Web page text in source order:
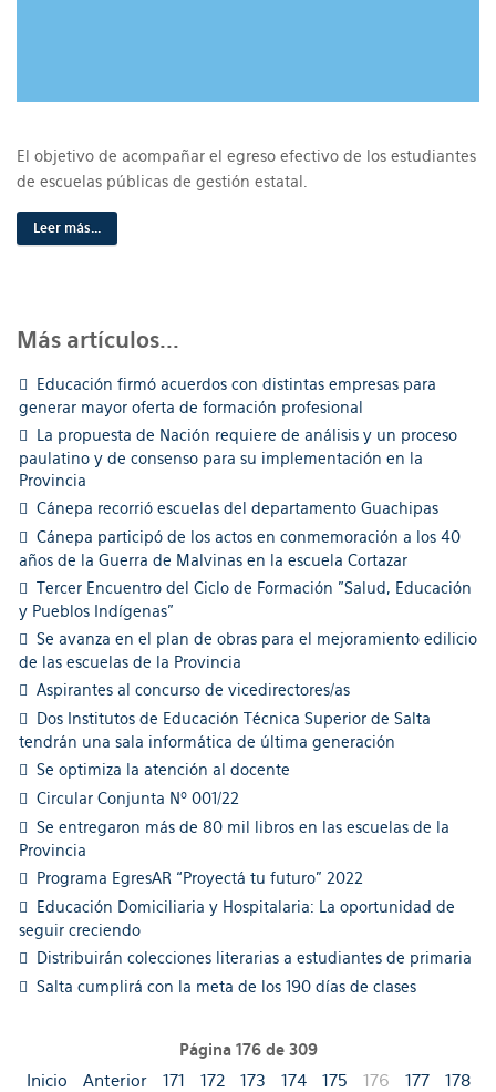
El objetivo de acompañar el egreso efectivo de los estudiantes
de escuelas públicas de gestión estatal.
Leer más...
Más artículos...
Educación firmó acuerdos con distintas empresas para
generar mayor oferta de formación profesional
La propuesta de Nación requiere de análisis y un proceso
paulatino y de consenso para su implementación en la
Provincia
Cánepa recorrió escuelas del departamento Guachipas
Cánepa participó de los actos en conmemoración a los 40
años de la Guerra de Malvinas en la escuela Cortazar
Tercer Encuentro del Ciclo de Formación "Salud, Educación
y Pueblos Indígenas"
Se avanza en el plan de obras para el mejoramiento edilicio
de las escuelas de la Provincia
Aspirantes al concurso de vicedirectores/as
Dos Institutos de Educación Técnica Superior de Salta
tendrán una sala informática de última generación
Se optimiza la atención al docente
Circular Conjunta Nº 001/22
Se entregaron más de 80 mil libros en las escuelas de la
Provincia
Programa EgresAR “Proyectá tu futuro” 2022
Educación Domiciliaria y Hospitalaria: La oportunidad de
seguir creciendo
Distribuirán colecciones literarias a estudiantes de primaria
Salta cumplirá con la meta de los 190 días de clases
Página 176 de 309
Inicio Anterior 171 172 173 174 175 176 177
178